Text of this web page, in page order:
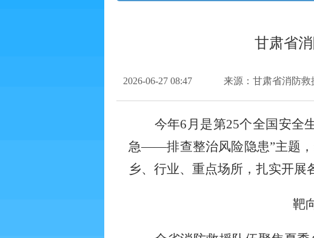
甘肃省
2026-06-27 08:47 来源：甘肃省消防救
今年6月是第25个全国安全
急——排查整治风险隐患”主题
乡、行业、重点场所，扎实开展
靶